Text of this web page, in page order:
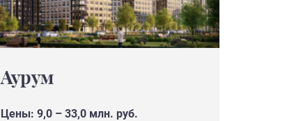
Аурум
Цены: 9,0 – 33,0 млн. руб.